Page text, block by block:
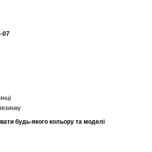
07
будь-якого кольору та моделі